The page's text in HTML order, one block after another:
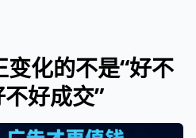
化的不是“好不
好成交”